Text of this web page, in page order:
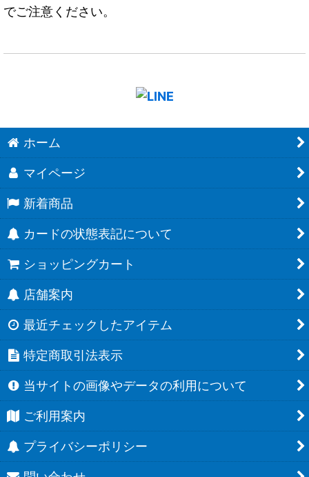
でご注意ください。
ホーム
マイページ
新着商品
カードの状態表記について
ショッピングカート
店舗案内
最近チェックしたアイテム
特定商取引法表示
当サイトの画像やデータの利用について
ご利用案内
プライバシーポリシー